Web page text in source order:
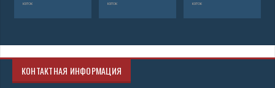
каток каток каток
КОНТАКТНАЯ ИНФОРМАЦИЯ